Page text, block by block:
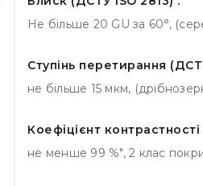
Не більше 20 GU за 60°,
Ступінь перетирання
не більше 15 мкм,
Коефіцієнт
не менше 99 %", 2 клас